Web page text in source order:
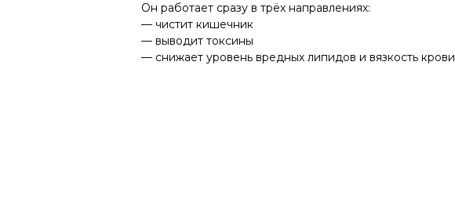
Он работает сразу в трёх направлениях:
— чистит кишечник
— выводит токсины
— снижает уровень вредных липидов и вязкость крови